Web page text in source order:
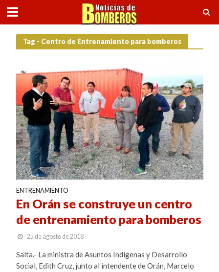
Tag - Centro de Entrenamiento para bomberos
ENTRENAMIENTO
En Orán se construye un centro
de entrenamiento para bomberos
25 de agosto de 2018
Salta.- La ministra de Asuntos Indígenas y Desarrollo
Social, Edith Cruz, junto al intendente de Orán, Marcelo